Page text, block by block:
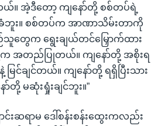
အဲ့ဒီတော့ ကျနော်တို့ စစ်တပ်ရဲ့
း။ စစ်တပ်က အာဏာသိမ်းတာကို
တွေက ရွေးချယ်တင်မြှောက်ထား
အတည်ပြုတယ်။ ကျနော်တို့ အစိုးရ
င်ချင်တယ်။ ကျနော်တို့ ရရှိပြီးသား
မဆုံးရှုံးချင်ဘူး။”
ဆရာမ ဒေါ်စန်းစန်းထွေးကလည်း